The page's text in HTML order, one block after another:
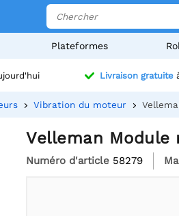
Plateformes
Livraison gratuite
Vibration du moteur
Velleman Module
Numéro d'article 58279